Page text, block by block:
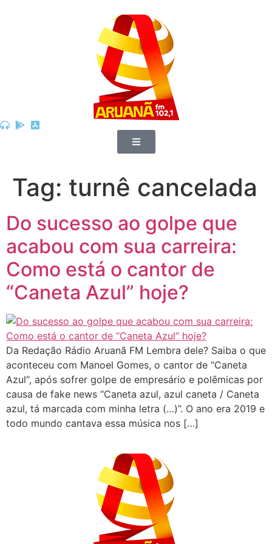
Tag: turnê cancelada
Do sucesso ao golpe que
acabou com sua carreira:
Como está o cantor de
“Caneta Azul” hoje?
Da Redação Rádio Aruanã FM Lembra dele? Saiba o que
aconteceu com Manoel Gomes, o cantor de “Caneta
Azul“, após sofrer golpe de empresário e polêmicas por
causa de fake news “Caneta azul, azul caneta / Caneta
azul, tá marcada com minha letra (…)”. O ano era 2019 e
todo mundo cantava essa música nos […]